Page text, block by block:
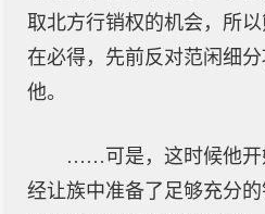
取北方行销权的机会，所
在必得，先前反对范闲细
他。
……可是，这时候他开
经让族中准备了足够充分